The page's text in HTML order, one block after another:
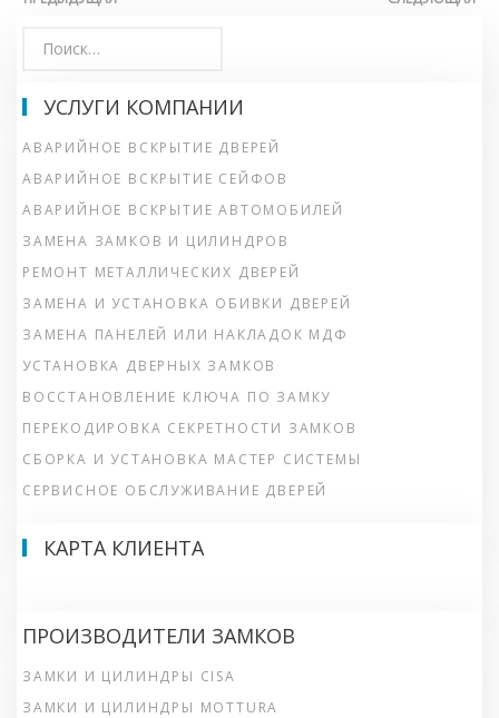
УСЛУГИ КОМПАНИИ
АВАРИЙНОЕ ВСКРЫТИЕ ДВЕРЕЙ
АВАРИЙНОЕ ВСКРЫТИЕ СЕЙФОВ
АВАРИЙНОЕ ВСКРЫТИЕ АВТОМОБИЛЕЙ
ЗАМЕНА ЗАМКОВ И ЦИЛИНДРОВ
РЕМОНТ МЕТАЛЛИЧЕСКИХ ДВЕРЕЙ
ЗАМЕНА И УСТАНОВКА ОБИВКИ ДВЕРЕЙ
ЗАМЕНА ПАНЕЛЕЙ ИЛИ НАКЛАДОК МДФ
УСТАНОВКА ДВЕРНЫХ ЗАМКОВ
ВОССТАНОВЛЕНИЕ КЛЮЧА ПО ЗАМКУ
ПЕРЕКОДИРОВКА СЕКРЕТНОСТИ ЗАМКОВ
СБОРКА И УСТАНОВКА МАСТЕР СИСТЕМЫ
СЕРВИСНОЕ ОБСЛУЖИВАНИЕ ДВЕРЕЙ
КАРТА КЛИЕНТА
ПРОИЗВОДИТЕЛИ ЗАМКОВ
ЗАМКИ И ЦИЛИНДРЫ CISA
ЗАМКИ И ЦИЛИНДРЫ MOTTURA